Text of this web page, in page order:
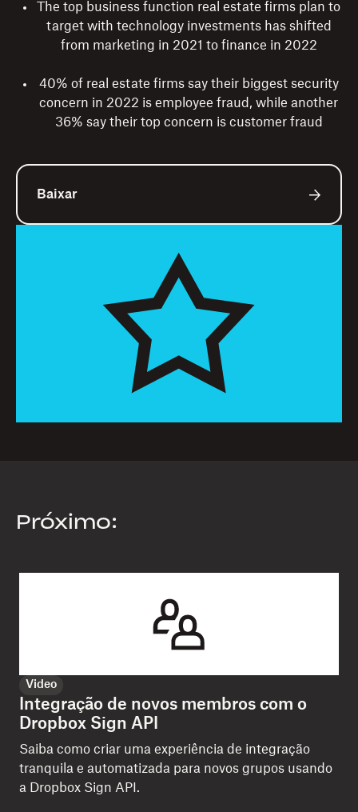
The top business function real estate firms plan to
target with technology investments has shifted
from marketing in 2021 to finance in 2022
40% of real estate firms say their biggest security
concern in 2022 is employee fraud, while another
36% say their top concern is customer fraud
Baixar
Próximo:
Video
Integração de novos membros com o
Dropbox Sign API
Saiba como criar uma experiência de integração
tranquila e automatizada para novos grupos usando
a Dropbox Sign API.